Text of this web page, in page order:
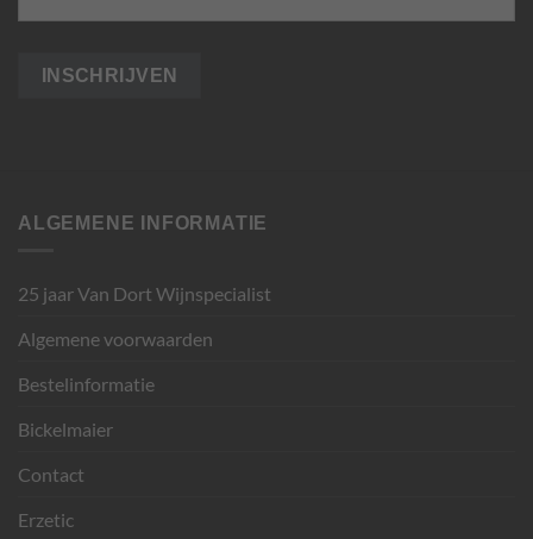
ALGEMENE INFORMATIE
25 jaar Van Dort Wijnspecialist
Algemene voorwaarden
Bestelinformatie
Bickelmaier
Contact
Erzetic